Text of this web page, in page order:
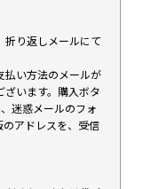
折り返しメールにて
い方法のメールが
ざいます。購入ボタ
迷惑メールのフォ
アドレスを、受信